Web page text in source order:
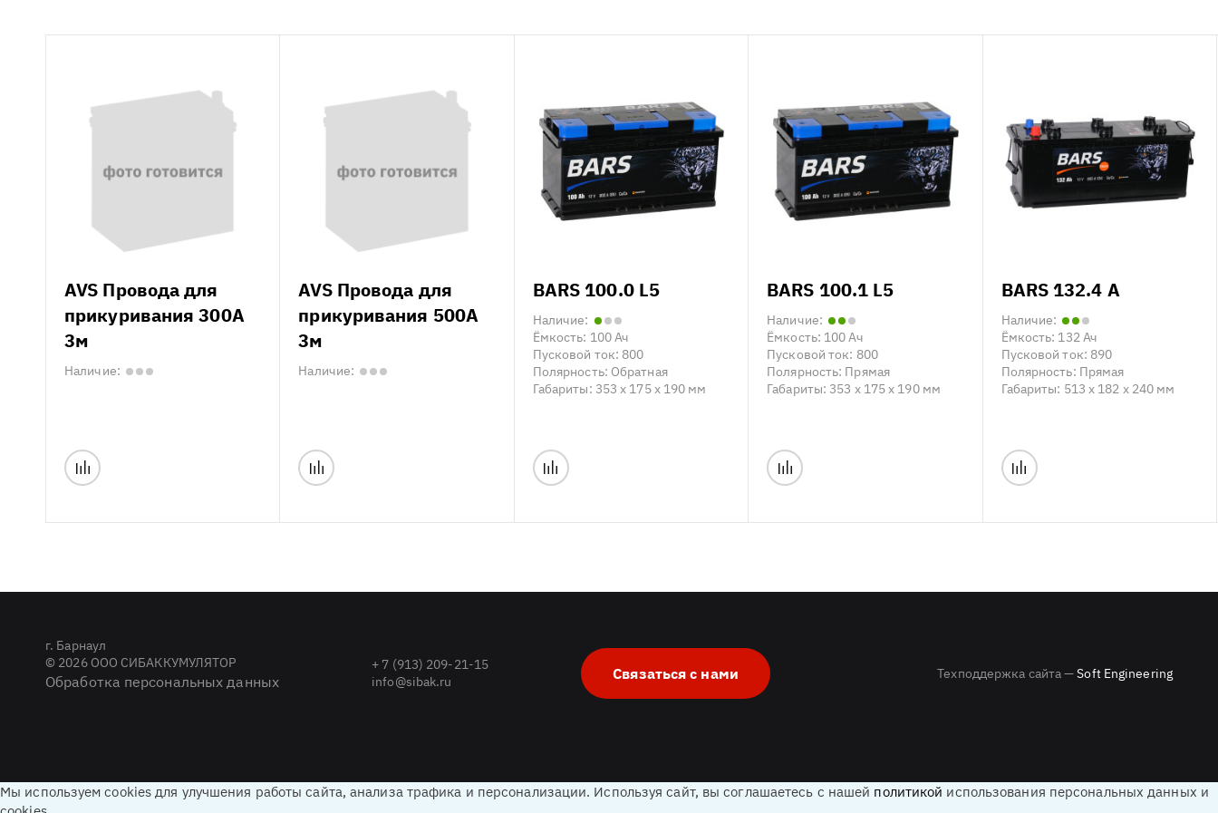
AVS Провода для
прикуривания 300А
3м
Наличие:
AVS Провода для
прикуривания 500А
3м
Наличие:
BARS 100.0 L5
Наличие:
Ёмкость: 100 Ач
Пусковой ток: 800
Полярность: Обратная
Габариты: 353 x 175 x 190 мм
BARS 100.1 L5
Наличие:
Ёмкость: 100 Ач
Пусковой ток: 800
Полярность: Прямая
Габариты: 353 x 175 x 190 мм
BARS 132.4 A
Наличие:
Ёмкость: 132 Ач
Пусковой ток: 890
Полярность: Прямая
Габариты: 513 x 182 x 240 мм
г. Барнаул
© 2026 ООО СИБАККУМУЛЯТОР
Обработка персональных данных
+ 7 (913) 209-21-15
info@sibak.ru
Связаться с нами Техподдержка сайта —Soft Engineering
Мы используем cookies для улучшения работы сайта, анализа трафика и персонализации. Используя сайт, вы соглашаетесь с нашей политикой использования персональных данных и